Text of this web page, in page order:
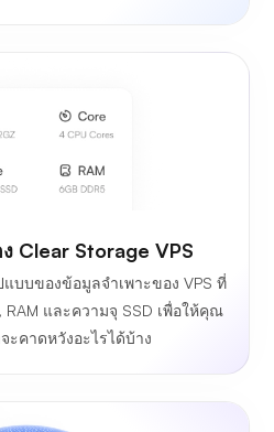
Clear Storage VPS
แบบของข้อมูลจำเพาะของ VPS ที่
RAM และความจุ SSD เพื่อให้คุณ
คาดหวังอะไรได้บ้าง